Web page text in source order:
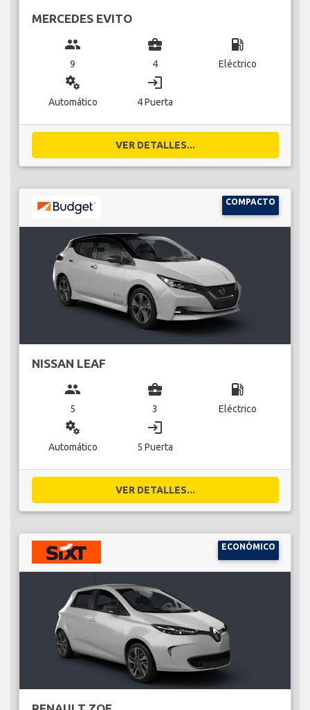
MERCEDES EVITO
group
9
business_center
4
local_gas_station
Eléctrico
miscellaneous_services
Automático
login
4 Puerta
VER DETALLES...
COMPACTO
NISSAN LEAF
group
5
business_center
3
local_gas_station
Eléctrico
miscellaneous_services
Automático
login
5 Puerta
VER DETALLES...
ECONÓMICO